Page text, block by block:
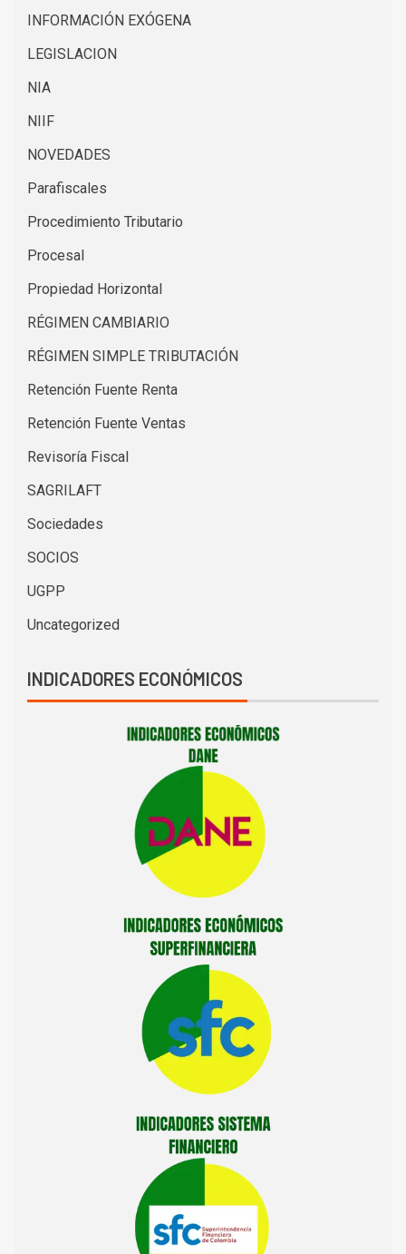
INFORMACIÓN EXÓGENA
LEGISLACION
NIA
NIIF
NOVEDADES
Parafiscales
Procedimiento Tributario
Procesal
Propiedad Horizontal
RÉGIMEN CAMBIARIO
RÉGIMEN SIMPLE TRIBUTACIÓN
Retención Fuente Renta
Retención Fuente Ventas
Revisoría Fiscal
SAGRILAFT
Sociedades
SOCIOS
UGPP
Uncategorized
INDICADORES ECONÓMICOS